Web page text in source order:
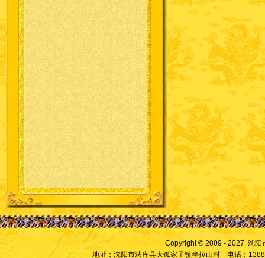
Copyright © 2009 - 2027 沈阳
地址：沈阳市法库县大孤家子镇半拉山村 电话：